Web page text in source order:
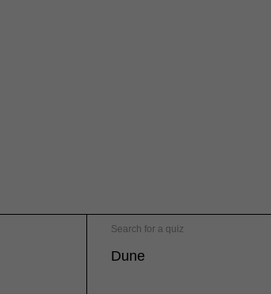
Search for a quiz